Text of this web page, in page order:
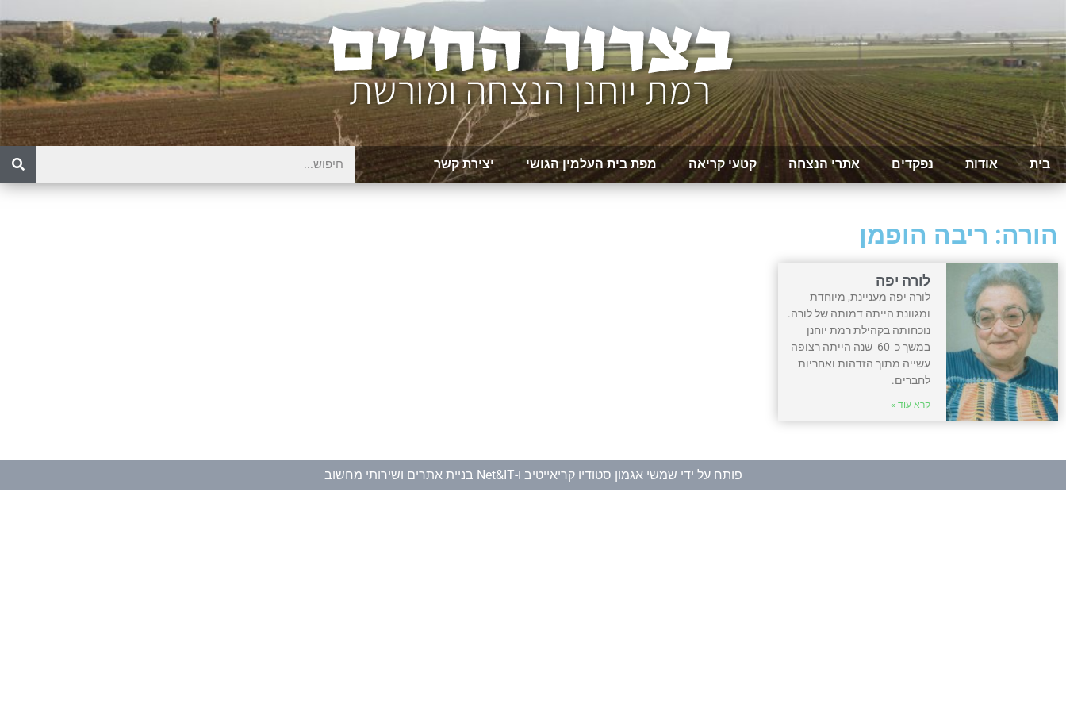
בית אודות נפקדים אתרי הנצחה קטעי קריאה מפת בית העלמין הגושי יצירת קשר
הורה: ריבה הופמן
לורה יפה
לורה יפה מעניינת, מיוחדת
ומגוונת הייתה דמותה של לורה.
נוכחותה בקהילת רמת יוחנן
במשך כ 60 שנה הייתה רצופה
עשייה מתוך הזדהות ואחריות
לחברים.
קרא עוד »
פותח על ידי שמשי אגמון סטודיו קריאייטיב ו-Net&IT בניית אתרים ושירותי מחשוב